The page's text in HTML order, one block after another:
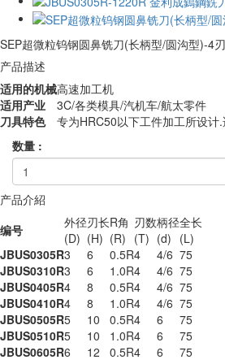
SEP超微粒钨钢圆鼻铣刀(长柄型/圆沟型)-4刃
产品描述
适用的机械高速加工机
适用产业
3C/各类模具/汽机车/航太零件
刀具特色
专为HRC50以下工件加工所设计
数量 :
产品介紹
编号
外径
(D)
刃长
(H)
R角
(R)
刃数
(T)
柄径
(d)
全长
(L)
JBUS0305R3 6 0.5R4 4/6 75
JBUS0310R3 6 1.0R4 4/6 75
JBUS0405R4 8 0.5R4 4/6 75
JBUS0410R4 8 1.0R4 4/6 75
JBUS0505R5 10 0.5R4 6
75
JBUS0510R5 10 1.0R4 6
75
JBUS0605R6 12 0.5R4 6
75